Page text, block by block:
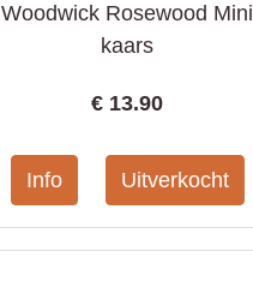
Woodwick Rosewood Mini
kaars
€ 13.90